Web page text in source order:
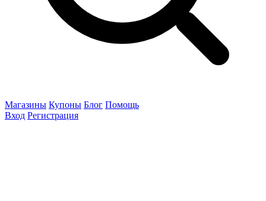
Магазины Купоны Блог Помощь
Вход Регистрация